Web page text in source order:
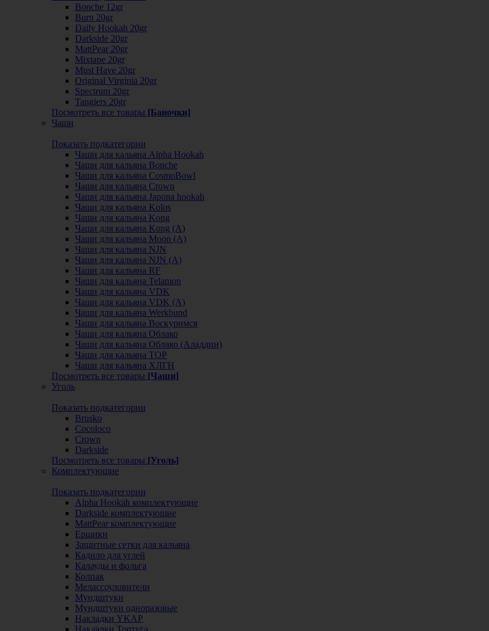
Bonche 12gr
Burn 20gr
Daily Hookah 20gr
Darkside 20gr
MattPear 20gr
Mixtape 20gr
Must Have 20gr
Original Virginia 20gr
Spectrum 20gr
Tangiers 20gr
Посмотреть все товары [Баночки]
Чаши
Показать подкатегории
Чаши для кальяна Alpha Hookah
Чаши для кальяна Bonche
Чаши для кальяна CosmoBowl
Чаши для кальяна Crown
Чаши для кальяна Japona hookah
Чаши для кальяна Kolos
Чаши для кальяна Kong
Чаши для кальяна Kong (A)
Чаши для кальяна Moon (А)
Чаши для кальяна NJN
Чаши для кальяна NJN (А)
Чаши для кальяна RF
Чаши для кальяна Telamon
Чаши для кальяна VDK
Чаши для кальяна VDK (А)
Чаши для кальяна Werkbund
Чаши для кальяна Воскуримся
Чаши для кальяна Облако
Чаши для кальяна Облако (Аладдин)
Чаши для кальяна ТОР
Чаши для кальяна ХЛГН
Посмотреть все товары [Чаши]
Уголь
Показать подкатегории
Brusko
Cocoloco
Crown
Darkside
Посмотреть все товары [Уголь]
Комплектующие
Показать подкатегории
Alpha Hookah комплектующие
Darkside комплектующие
MattPear комплектующие
Ершики
Защитные сетки для кальяна
Кадило для углей
Калауды и фольга
Колпак
Мелассоуловители
Мундштуки
Мундштуки одноразовые
Накладки YKAP
Накладки Тортуга